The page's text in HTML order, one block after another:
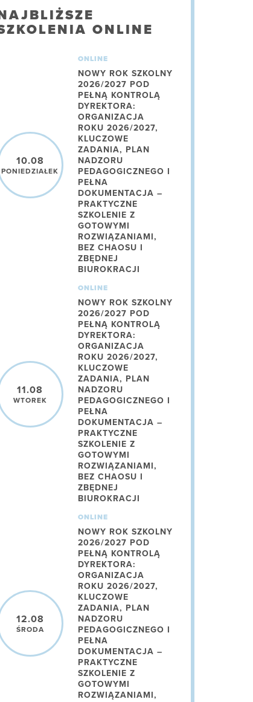
ONLINE
10.08
PONIEDZIAŁEK
ONLINE
NOWY ROK SZKOLNY
2026/2027 POD
PEŁNĄ KONTROLĄ
DYREKTORA:
ORGANIZACJA
ROKU 2026/2027,
KLUCZOWE
ZADANIA, PLAN
NADZORU
PEDAGOGICZNEGO I
PEŁNA
DOKUMENTACJA –
PRAKTYCZNE
SZKOLENIE Z
GOTOWYMI
ROZWIĄZANIAMI,
BEZ CHAOSU I
ZBĘDNEJ
BIUROKRACJI
11.08
WTOREK
ONLINE
NOWY ROK SZKOLNY
2026/2027 POD
PEŁNĄ KONTROLĄ
DYREKTORA:
ORGANIZACJA
ROKU 2026/2027,
KLUCZOWE
ZADANIA, PLAN
NADZORU
PEDAGOGICZNEGO I
PEŁNA
DOKUMENTACJA –
PRAKTYCZNE
SZKOLENIE Z
GOTOWYMI
ROZWIĄZANIAMI,
BEZ CHAOSU I
ZBĘDNEJ
BIUROKRACJI
12.08
ŚRODA
ONLINE
NOWY ROK SZKOLNY
2026/2027 POD
PEŁNĄ KONTROLĄ
DYREKTORA:
ORGANIZACJA
ROKU 2026/2027,
KLUCZOWE
ZADANIA, PLAN
NADZORU
PEDAGOGICZNEGO I
PEŁNA
DOKUMENTACJA –
PRAKTYCZNE
SZKOLENIE Z
GOTOWYMI
ROZWIĄZANIAMI,